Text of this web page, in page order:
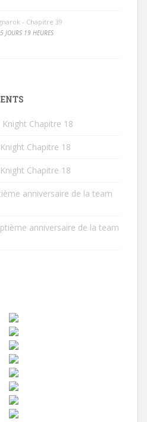
- Chapitre 39
JOURS 19 HEURES
Knight Chapitre 18
Chapitre 18
Chapitre 18
anniversaire de la team
anniversaire de la team